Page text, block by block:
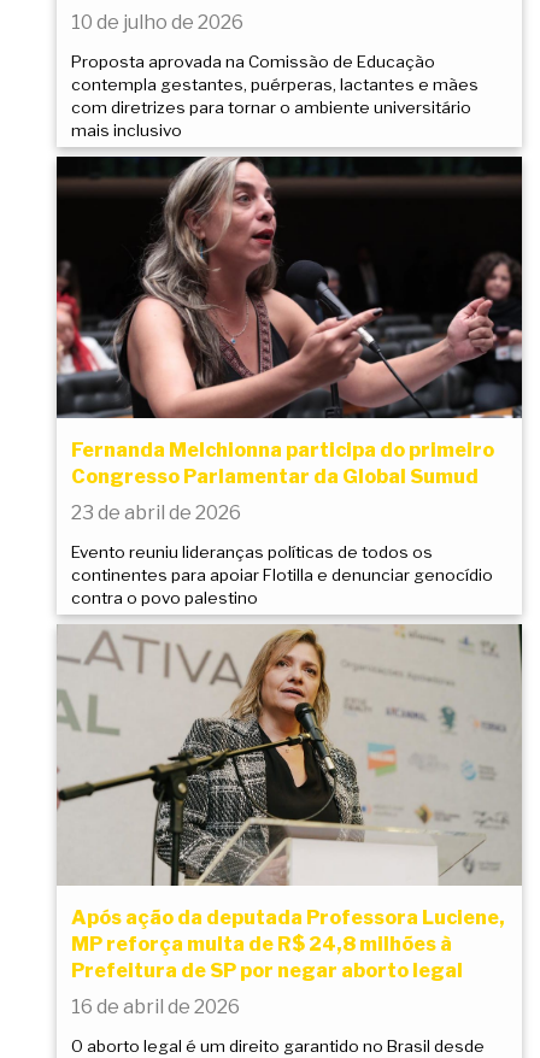
10 de julho de 2026
Proposta aprovada na Comissão de Educação
contempla gestantes, puérperas, lactantes e mães
com diretrizes para tornar o ambiente universitário
mais inclusivo
Fernanda Melchionna participa do primeiro
Congresso Parlamentar da Global Sumud
23 de abril de 2026
Evento reuniu lideranças políticas de todos os
continentes para apoiar Flotilla e denunciar genocídio
contra o povo palestino
Após ação da deputada Professora Luciene,
MP reforça multa de R$ 24,8 milhões à
Prefeitura de SP por negar aborto legal
16 de abril de 2026
O aborto legal é um direito garantido no Brasil desde